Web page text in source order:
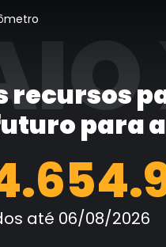
recursos
para
até 06/08/2026